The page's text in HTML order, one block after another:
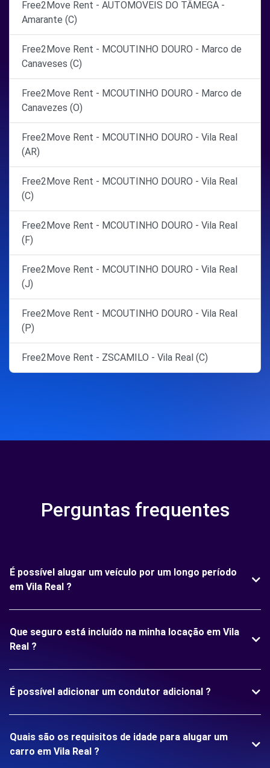
Free2Move Rent - AUTOMOVEIS DO TÂMEGA -
Amarante (C)
Free2Move Rent - MCOUTINHO DOURO - Marco de
Canaveses (C)
Free2Move Rent - MCOUTINHO DOURO - Marco de
Canavezes (O)
Free2Move Rent - MCOUTINHO DOURO - Vila Real
(AR)
Free2Move Rent - MCOUTINHO DOURO - Vila Real
(C)
Free2Move Rent - MCOUTINHO DOURO - Vila Real
(F)
Free2Move Rent - MCOUTINHO DOURO - Vila Real
(J)
Free2Move Rent - MCOUTINHO DOURO - Vila Real
(P)
Free2Move Rent - ZSCAMILO - Vila Real (C)
Perguntas frequentes
É possível alugar um veículo por um longo período
em Vila Real ?
Que seguro está incluído na minha locação em Vila
Real ?
É possível adicionar um condutor adicional ?
Quais são os requisitos de idade para alugar um
carro em Vila Real ?